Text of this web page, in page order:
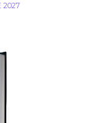
2027